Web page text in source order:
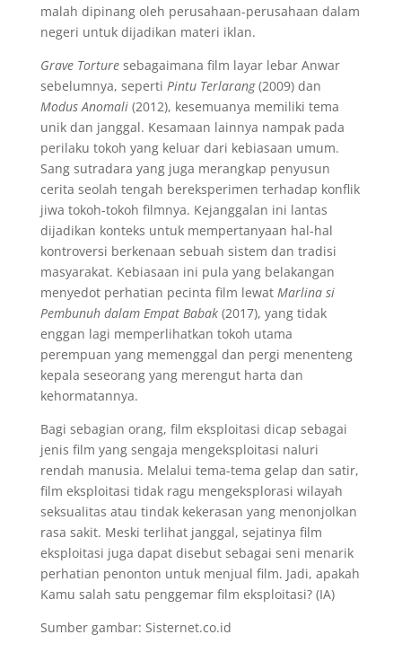
malah dipinang oleh perusahaan-perusahaan dalam
negeri untuk dijadikan materi iklan.
Grave Torturesebagaimana film layar lebar Anwar
sebelumnya, seperti Pintu Terlarang(2009) dan
Modus Anomali (2012), kesemuanya memiliki tema
unik dan janggal. Kesamaan lainnya nampak pada
perilaku tokoh yang keluar dari kebiasaan umum.
Sang sutradara yang juga merangkap penyusun
cerita seolah tengah bereksperimen terhadap konflik
jiwa tokoh-tokoh filmnya. Kejanggalan ini lantas
dijadikan konteks untuk mempertanyaan hal-hal
kontroversi berkenaan sebuah sistem dan tradisi
masyarakat. Kebiasaan ini pula yang belakangan
menyedot perhatian pecinta film lewat Marlina si
Pembunuh dalam Empat Babak(2017), yang tidak
enggan lagi memperlihatkan tokoh utama
perempuan yang memenggal dan pergi menenteng
kepala seseorang yang merengut harta dan
kehormatannya.
Bagi sebagian orang, film eksploitasi dicap sebagai
jenis film yang sengaja mengeksploitasi naluri
rendah manusia. Melalui tema-tema gelap dan satir,
film eksploitasi tidak ragu mengeksplorasi wilayah
seksualitas atau tindak kekerasan yang menonjolkan
rasa sakit. Meski terlihat janggal, sejatinya film
eksploitasi juga dapat disebut sebagai seni menarik
perhatian penonton untuk menjual film. Jadi, apakah
Kamu salah satu penggemar film eksploitasi? (IA)
Sumber gambar: Sisternet.co.id